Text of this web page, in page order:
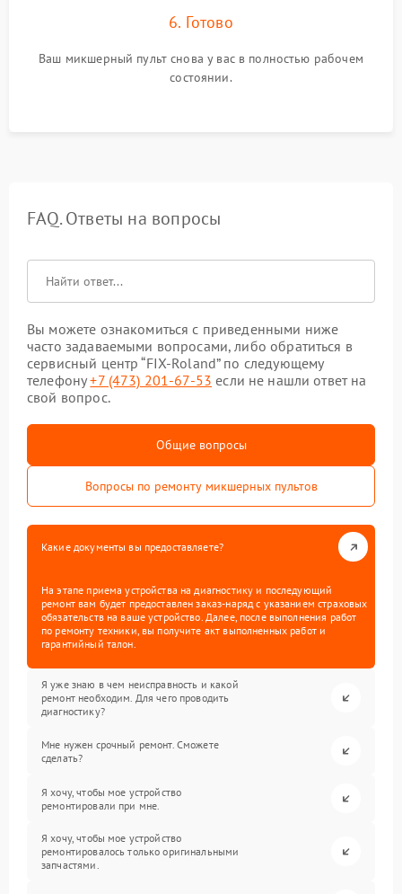
6. Готово
Ваш микшерный пульт снова у вас в полностью рабочем
состоянии.
FAQ. Ответы на вопросы
Вы можете ознакомиться с приведенными ниже
часто задаваемыми вопросами, либо обратиться в
сервисный центр “FIX-Roland” по следующему
телефону+7 (473) 201-67-53 если не нашли ответ на
свой вопрос.
Общие вопросы
Вопросы по ремонту микшерных пультов
Какие документы вы предоставляете?
На этапе приема устройства на диагностику и последующий
ремонт вам будет предоставлен заказ-наряд с указанием страховых
обязательств на ваше устройство. Далее, после выполнения работ
по ремонту техники, вы получите акт выполненных работ и
гарантийный талон.
Я уже знаю в чем неисправность и какой
ремонт необходим. Для чего проводить
диагностику?
Мне нужен срочный ремонт. Сможете
сделать?
Я хочу, чтобы мое устройство
ремонтировали при мне.
Я хочу, чтобы мое устройство
ремонтировалось только оригинальными
запчастями.